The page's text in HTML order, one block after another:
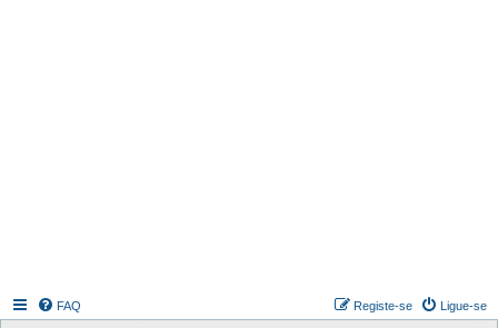
FAQ Ligue-se
Registe-se